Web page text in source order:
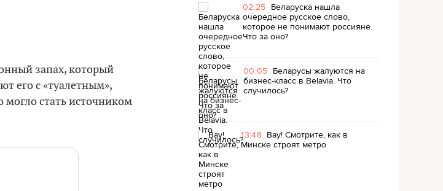
запах, который
его с «туалетным»,
стать источником
02:25 Беларуска нашла
очередное русское слово,
которое не понимают россияне.
Что за оно?
00:05 Беларусы жалуются на
бизнес-класс в Belavia. Что
случилось?
13:48 Вау! Смотрите, как в
Минске строят метро